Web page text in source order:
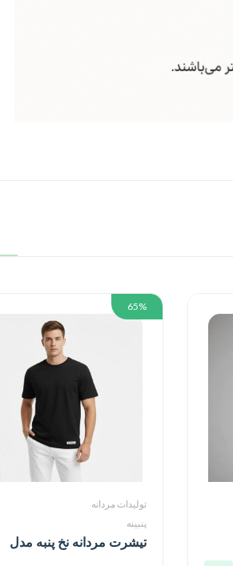
65%
تولیدات مردانه
پنبینه
تیشرت مردانه نخ پنبه مدل